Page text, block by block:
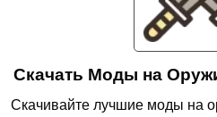
Скачать Моды на
Скачивайте лучшие моды на